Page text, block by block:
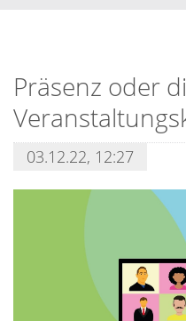
Präsenz oder
03.12.22, 12:27